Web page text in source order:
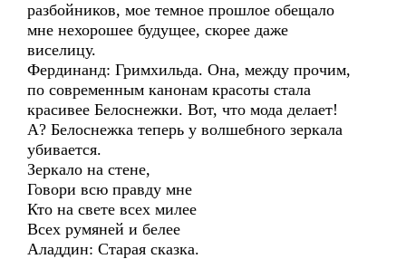
разбойников, мое темное прошлое обещало
мне нехорошее будущее, скорее даже
виселицу.
Фердинанд: Гримхильда. Она, между прочим,
по современным канонам красоты стала
красивее Белоснежки. Вот, что мода делает!
А? Белоснежка теперь у волшебного зеркала
убивается.
Зеркало на стене,
Говори всю правду мне
Кто на свете всех милее
Всех румяней и белее
Аладдин: Старая сказка.